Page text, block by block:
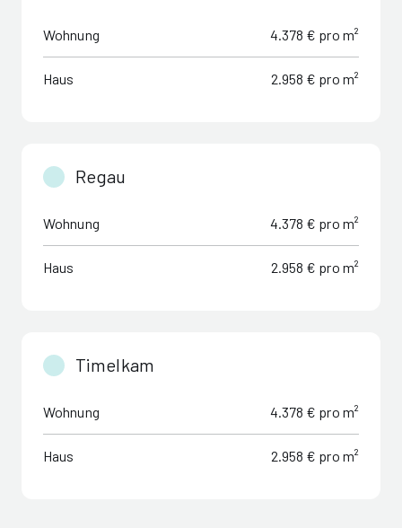
Wohnung 4.378 € pro m²
Haus 2.958 € pro m²
Regau
Wohnung 4.378 € pro m²
Haus 2.958 € pro m²
Timelkam
Wohnung 4.378 € pro m²
Haus 2.958 € pro m²